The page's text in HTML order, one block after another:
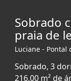
Sobrado
praia de
Luciane - Pontal
Sobrado, 3
216,00 m² de